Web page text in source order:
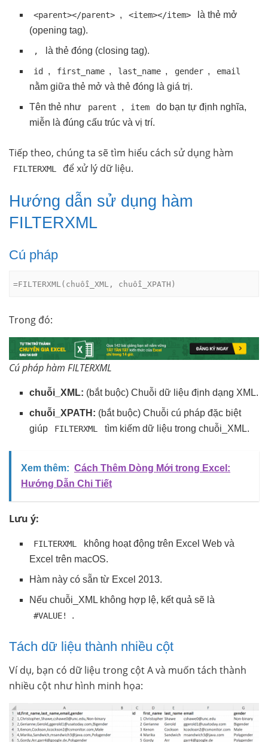
<parent></parent> , <item></item>
là thẻ mở
(opening tag).
, là thẻ đóng (closing tag).
id , first_name , last_name , gender , email
nằm giữa thẻ mở và thẻ đóng là giá trị.
Tên thẻ như
parent , item
do bạn tự định nghĩa,
miễn là đúng cấu trúc và vị trí.
Tiếp theo, chúng ta sẽ tìm hiểu cách sử dụng hàm
FILTERXML để xử lý dữ liệu.
Hướng dẫn sử dụng hàm
FILTERXML
Cú pháp
=FILTERXML(chuỗi_XML, chuỗi_XPATH)
Trong đó:
Cú pháp hàm FILTERXML
chuỗi_XML: (bắt buộc) Chuỗi dữ liệu định dạng XML.
chuỗi_XPATH: (bắt buộc) Chuỗi cú pháp đặc biệt
giúp
FILTERXML tìm kiếm dữ liệu trong chuỗi_XML.
Xem thêm: Cách Thêm Dòng Mới trong Excel:
Hướng Dẫn Chi Tiết
Lưu ý:
FILTERXML
không hoạt động trên Excel Web và
Excel trên macOS.
Hàm này có sẵn từ Excel 2013.
Nếu chuỗi_XML không hợp lệ, kết quả sẽ là
#VALUE! .
Tách dữ liệu thành nhiều cột
Ví dụ, bạn có dữ liệu trong cột A và muốn tách thành
nhiều cột như hình minh họa: